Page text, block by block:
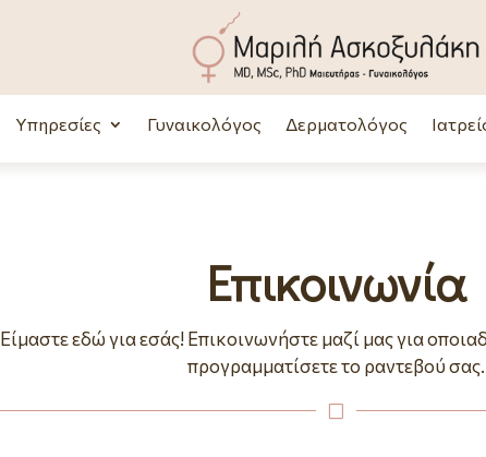
Υπηρεσίες Γυναικολόγος Δερματολόγος
Επικοινωνία
Είμαστε εδώ για εσάς! Επικοινωνήστε μαζί μας για
προγραμματίσετε το ραντεβού σας.
V